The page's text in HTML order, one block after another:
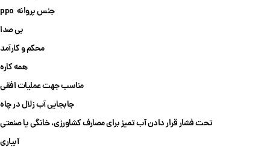
جنس پروانه ppo
بی صدا
محکم و کارآمد
همه کاره
مناسب جهت عملیات افقی
جابجایی آب زلال در چاه
تحت فشار قرار دادن آب تمیز برای مصارف کشاورزی، خانگی یا صنعتی
آبیاری